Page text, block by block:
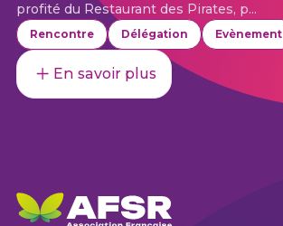
profité du Restaurant des Pirates, p...
Rencontre Délégation Evènement
En savoir plus